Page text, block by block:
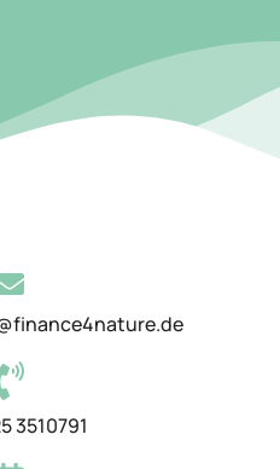
3510791